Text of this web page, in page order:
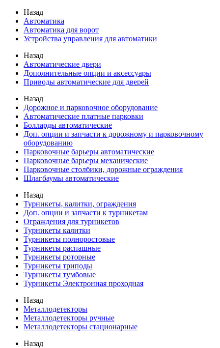
Назад
Автоматика
Автоматика для ворот
Устройства управления для автоматики
Назад
Автоматические двери
Дополнительные опции и аксессуары
Приводы автоматические для дверей
Назад
Дорожное и парковочное оборудование
Автоматические платные парковки
Болларды автоматические
Доп. опции и запчасти к дорожному и парковочному
оборудованию
Парковочные барьеры автоматические
Парковочные барьеры механические
Парковочные столбики, дорожные ограждения
Шлагбаумы автоматические
Назад
Турникеты, калитки, ограждения
Доп. опции и запчасти к турникетам
Ограждения для турникетов
Турникеты калитки
Турникеты полноростовые
Турникеты распашные
Турникеты роторные
Турникеты триподы
Турникеты тумбовые
Турникеты Электронная проходная
Назад
Металлодетекторы
Металлодетекторы ручные
Металлодетекторы стационарные
Назад